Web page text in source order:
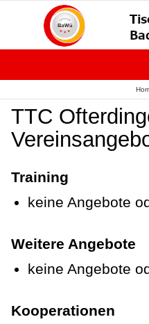
TTC
Training
keine Angebote
Weitere Angebote
keine Angebote
Kooperationen